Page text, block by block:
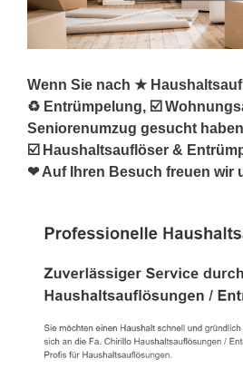
Wenn Sie nach ★
♻ Entrümpelung, ☑️
Seniorenumzug gesucht
☑️ Haushaltsauflöser &
❤ Auf Ihren Besuch freuen wir